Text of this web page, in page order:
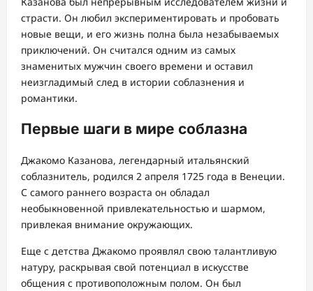
страсти. Он любил экспериментировать и пробовать
новые вещи, и его жизнь полна была незабываемых
приключений. Он считался одним из самых
знаменитых мужчин своего времени и оставил
неизгладимый след в истории соблазнения и
романтики.
Первые шаги в мире соблазна
Джакомо Казанова, легендарный итальянский
соблазнитель, родился 2 апреля 1725 года в Венеции.
С самого раннего возраста он обладал
необыкновенной привлекательностью и шармом,
привлекая внимание окружающих.
Еще с детства Джакомо проявлял свою талантливую
натуру, раскрывая свой потенциал в искусстве
общения с противоположным полом. Он был